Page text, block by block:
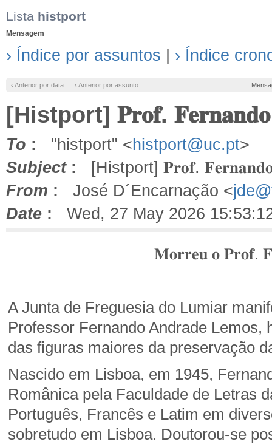
Lista histport
Mensagem
› Índice por assuntos › Índice
‹ Anterior por data ‹ Anterior por assunto
[Histport] 𝐏𝐫𝐨𝐟.
To : "histport" <histport@uc.pt>
Subject: [Histport] 𝐏𝐫𝐨𝐟.
From : José D´Encarnação <
Date : Wed, 27 May 2026
𝐌𝐨𝐫𝐫𝐞𝐮 𝐨 𝐏𝐫𝐨𝐟.
A Junta de Freguesia do Lumiar
Professor Fernando Andrade
das figuras maiores da preservação
Nascido em Lisboa, em 1945,
Românica pela Faculdade de Letras
Português, Francês e Latim em
sobretudo em Lisboa. Doutorou-se